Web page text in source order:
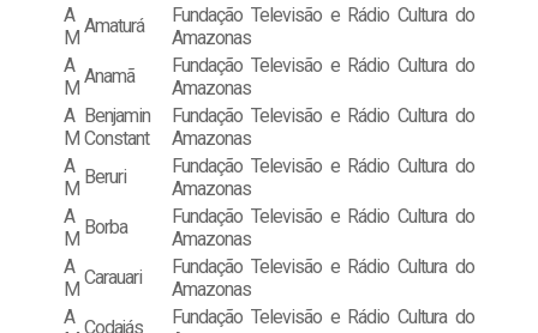
A
M
Amaturá
Fundação Televisão e Rádio Cultura do
Amazonas
A
M
Anamã
Fundação Televisão e Rádio Cultura do
Amazonas
A
M
Benjamin
Constant
Fundação Televisão e Rádio Cultura do
Amazonas
A
M
Beruri
Fundação Televisão e Rádio Cultura do
Amazonas
A
M
Borba
Fundação Televisão e Rádio Cultura do
Amazonas
A
M
Carauari
Fundação Televisão e Rádio Cultura do
Amazonas
A Codajás
Fundação Televisão e Rádio Cultura do